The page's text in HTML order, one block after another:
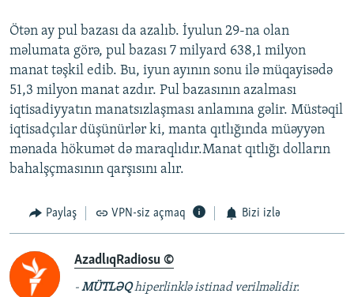
Ötən ay pul bazası da azalıb. İyulun 29-na olan
məlumata görə, pul bazası 7 milyard 638,1 milyon
manat təşkil edib. Bu, iyun ayının sonu ilə müqayisədə
51,3 milyon manat azdır. Pul bazasının azalması
iqtisadiyyatın manatsızlaşması anlamına gəlir. Müstəqil
iqtisadçılar düşünürlər ki, manta qıtlığında müəyyən
mənada hökumət də maraqlıdır.Manat qıtlığı dolların
bahalşçmasının qarşısını alır.
Paylaş VPN-siz açmaq Bizi izlə
AzadlıqRadiosu ©
-MÜTLƏQhiperlinklə istinad verilməlidir.